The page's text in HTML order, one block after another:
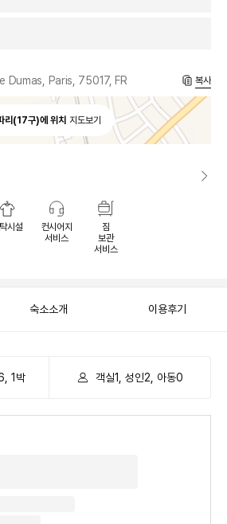
Dumas, Paris, 75017, FR 복사
리(17구)에 위치 지도보기
시설
컨시어지
서비스
짐
보관
서비스
숙소소개 이용후기
1 박 객실1, 성인2, 아동0